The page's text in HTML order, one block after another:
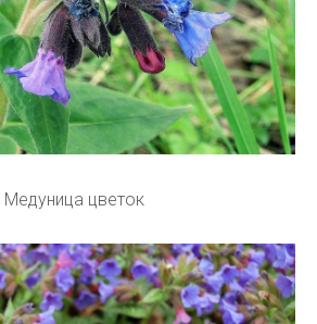
Медуница цветок